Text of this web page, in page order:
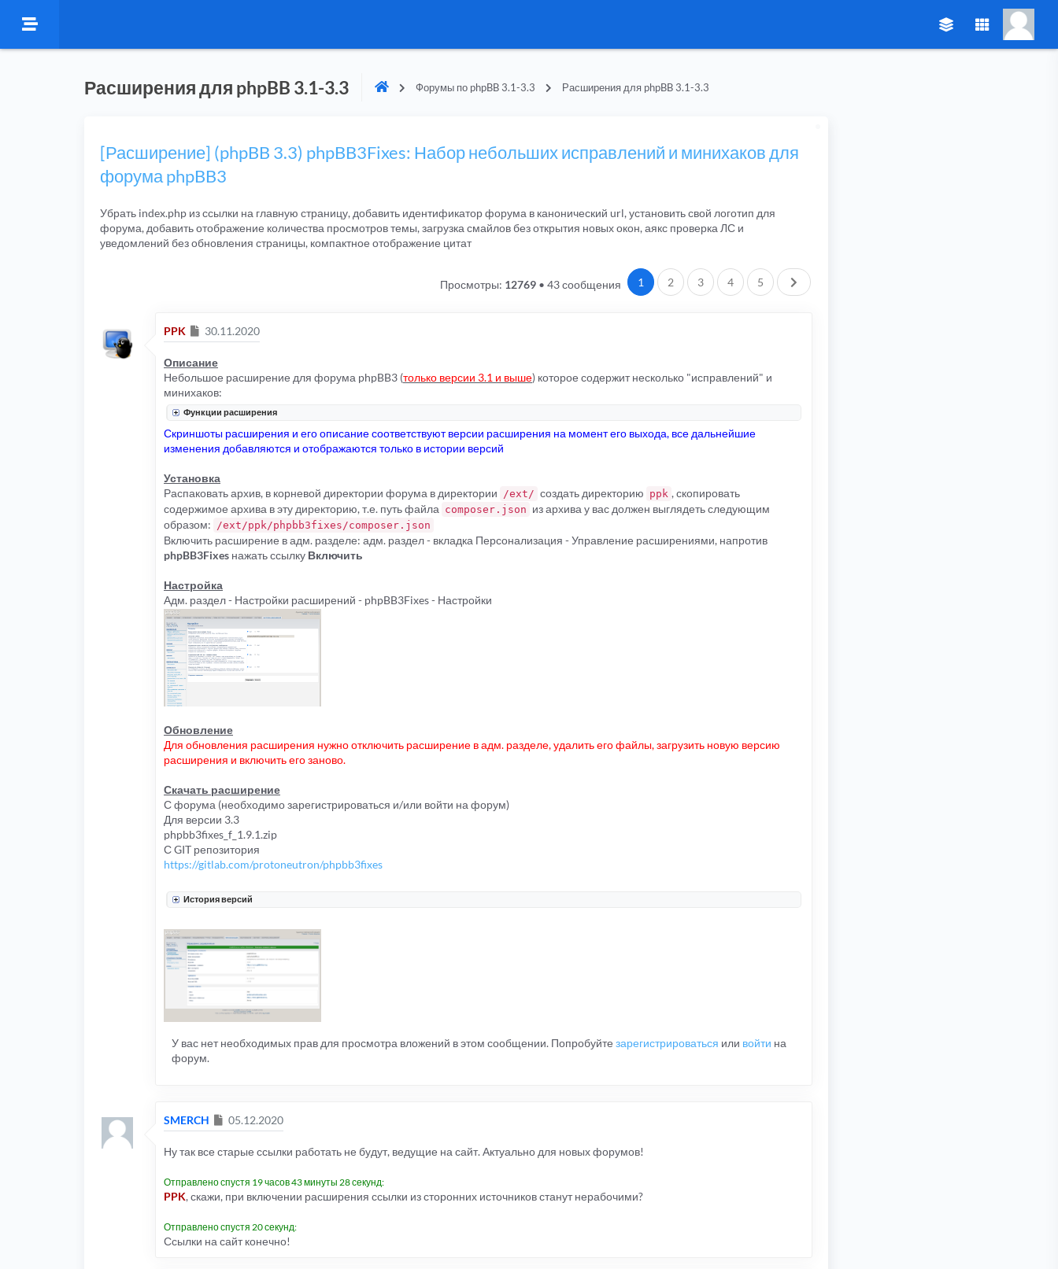
Расширения для phpBB 3.1-3.3 Форумы по phpBB 3.1-3.3 Расширения для phpBB 3.1-3.3
[Расширение] (phpBB 3.3) phpBB3Fixes: Набор небольших исправлений и минихаков для
форума phpBB3
Убрать index.php из ссылки на главную страницу, добавить идентификатор форума в канонический url, установить свой логотип для
форума, добавить отображение количества просмотров темы, загрузка смайлов без открытия новых окон, аякс проверка ЛС и
уведомлений без обновления страницы, компактное отображение цитат
43 сообщения 1 2 3 4 5 След.
Просмотры: 12769•
PPK Сообщение
30.11.2020
Описание
Небольшое расширение для форума phpBB3 (только версии 3.1 и выше) которое содержит несколько "исправлений" и
минихаков:
Функции расширения
Скриншоты расширения и его описание соответствуют версии расширения на момент его выхода, все дальнейшие
изменения добавляются и отображаются только в истории версий
Установка
Распаковать архив, в корневой директории форума в директории /ext/ создать директорию ppk , скопировать
содержимое архива в эту директорию, т.е. путь файла composer.json из архива у вас должен выглядеть следующим
образом: /ext/ppk/phpbb3fixes/composer.json
Включить расширение в адм. разделе: адм. раздел - вкладка Персонализация - Управление расширениями, напротив
phpBB3Fixes нажать ссылку Включить
Настройка
Адм. раздел - Настройки расширений - phpBB3Fixes - Настройки
Обновление
Для обновления расширения нужно отключить расширение в адм. разделе, удалить его файлы, загрузить новую версию
расширения и включить его заново.
Скачать расширение
С форума (необходимо зарегистрироваться и/или войти на форум)
Для версии 3.3
phpbb3fixes_f_1.9.1.zip
С GIT репозитория
https://gitlab.com/protoneutron/phpbb3fixes
История версий
У вас нет необходимых прав для просмотра вложений в этом сообщении. Попробуйте зарегистрироваться или войти на
форум.
SMERCH Сообщение
05.12.2020
Ну так все старые ссылки работать не будут, ведущие на сайт. Актуально для новых форумов!
Отправлено спустя 19 часов 43 минуты 28 секунд:
PPK, скажи, при включении расширения ссылки из сторонних источников станут нерабочими?
Отправлено спустя 20 секунд:
Ссылки на сайт конечно!